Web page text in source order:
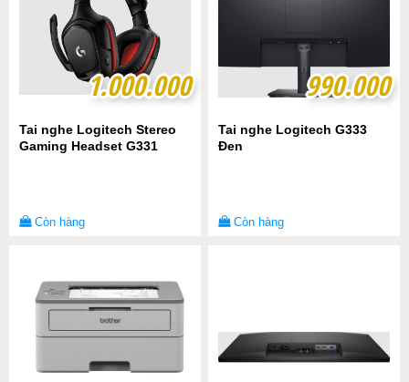
1.000.000
1.000.000
Tai nghe Logitech Stereo
Gaming Headset G331
Còn hàng
990.000
990.000
Tai nghe Logitech G333
Đen
Còn hàng